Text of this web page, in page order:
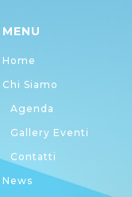
MENU
Home
Chi Siamo
Agenda
Gallery Eventi
Contatti
News